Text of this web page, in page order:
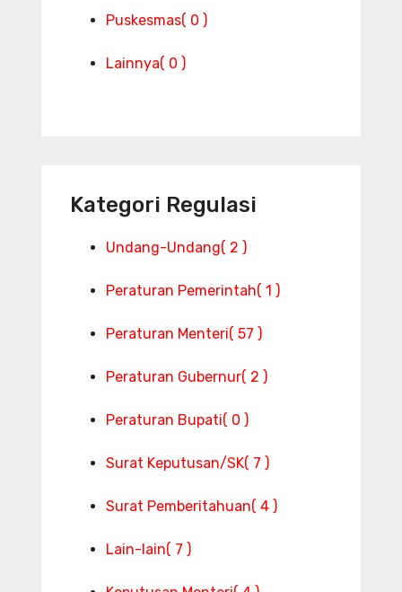
Puskesmas( 0 )
Lainnya( 0 )
Kategori Regulasi
Undang-Undang( 2 )
Peraturan Pemerintah( 1 )
Peraturan Menteri( 57 )
Peraturan Gubernur( 2 )
Peraturan Bupati( 0 )
Surat Keputusan/SK( 7 )
Surat Pemberitahuan( 4 )
Lain-lain( 7 )